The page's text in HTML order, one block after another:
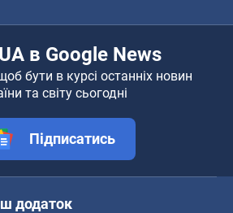
в Google News
бути в курсі останніх новин
та світу сьогодні
Підписатись
додаток